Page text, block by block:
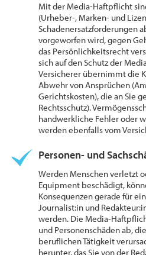
Mit der Media-Haftpflicht
(Urheber-, Marken- und
Schadenersatzforderungen
vorgeworfen wird, gegen
das Persönlichkeitsrecht
sich auf den Schutz der
Versicherer übernimmt die
Abwehr von Ansprüchen
Gerichtskosten), die an Sie
Rechtsschutz).
handwerkliche Fehler oder
werden ebenfalls vom
Personen- und
Werden Menschen verletzt
Equipment beschädigt,
Konsequenzen gerade für
Journalist:in und
werden. Die Media-
und Personenschäden ab,
beruflichen Tätigkeit
herunter, das Sie von der